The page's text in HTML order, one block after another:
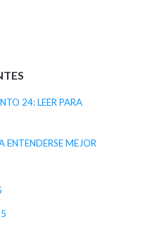
24: LEER PARA
ENTENDERSE MEJOR